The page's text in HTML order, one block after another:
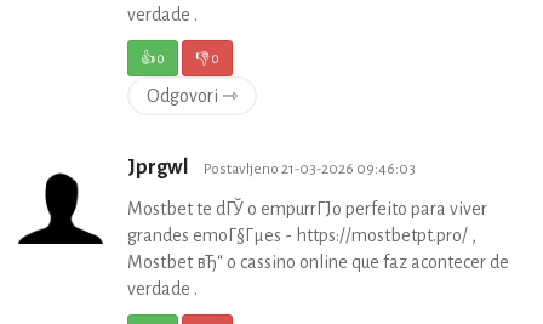
verdade .
👍0 👎0
Odgovori ⇾
Jprgwl Postavljeno 21-03-2026 09:46:03
Mostbet te dГЎ o empurrГЈo perfeito para viver
grandes emoГ§Гµes - https://mostbetpt.pro/ ,
Mostbet вЂ“ o cassino online que faz acontecer de
verdade .